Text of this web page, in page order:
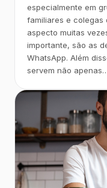
especialmente em
familiares e colegas
aspecto muitas
importante, são as
WhatsApp. Além
servem não